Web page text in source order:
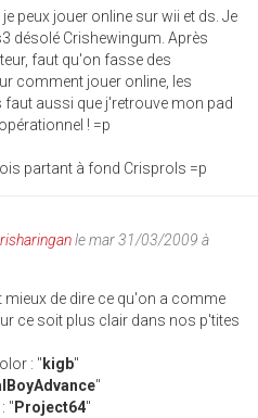
peux jouer online sur wii et ds. Je
désolé Crishewingum. Après
faut qu'on fasse des
comment jouer online, les
faut aussi que j'retrouve mon pad
! =p
partant à fond Crisprols =p
le mar 31/03/2009 à
mieux de dire ce qu'on a comme
ce soit plus clair dans nos p'tites
: " kigb"
"
" Project64"